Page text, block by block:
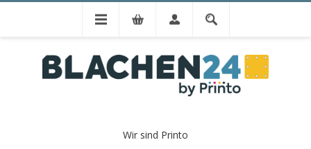
Wir sind Printo